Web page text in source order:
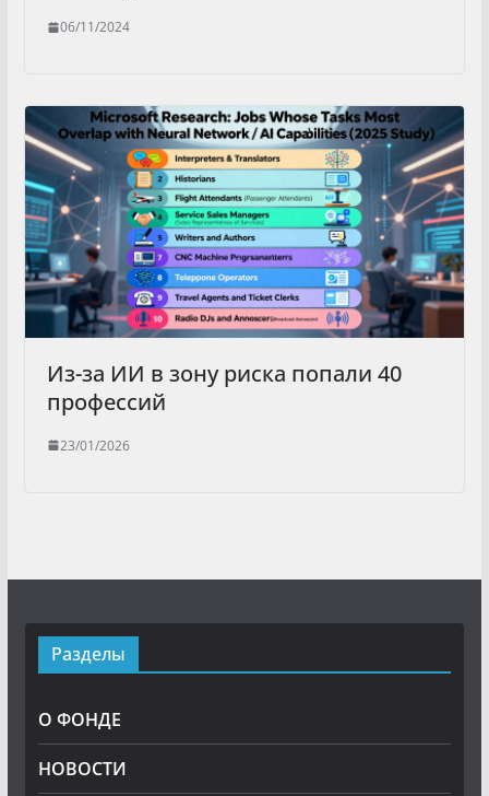
06/11/2024
Из-за ИИ в зону риска попали 40
профессий
23/01/2026
Разделы
О ФОНДЕ
НОВОСТИ